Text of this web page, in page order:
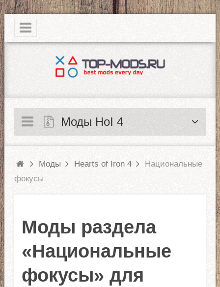
|
Моды HoI 4
Моды Hearts of Iron 4
Национальные
фокусы
Моды раздела
«Национальные
фокусы» для